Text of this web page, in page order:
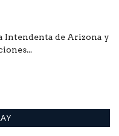
Intendenta de Arizona y